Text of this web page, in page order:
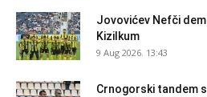
Jovovićev Nefči
Kizilkum
9 Aug 2026. 13:43
Crnogorski tandem